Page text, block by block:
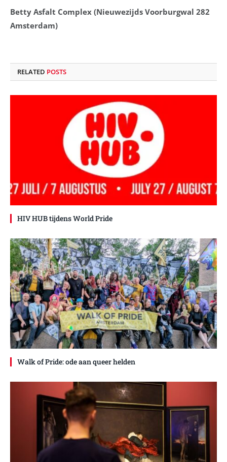
Betty Asfalt Complex (Nieuwezijds Voorburgwal 282
Amsterdam)
RELATED POSTS
HIV HUB tijdens World Pride
Walk of Pride: ode aan queer helden